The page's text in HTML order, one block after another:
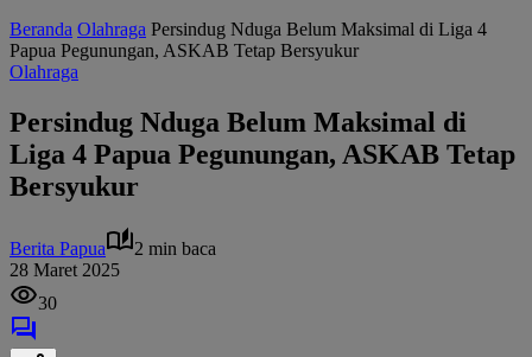
Beranda Olahraga Persindug Nduga Belum Maksimal di Liga 4
Papua Pegunungan, ASKAB Tetap Bersyukur
Olahraga
Persindug Nduga Belum Maksimal di
Liga 4 Papua Pegunungan, ASKAB Tetap
Bersyukur
Berita Papua
2 min baca
28 Maret 2025
30